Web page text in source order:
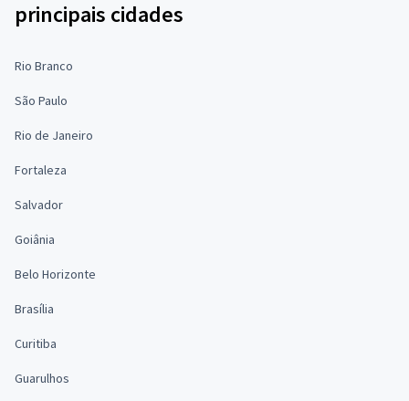
principais cidades
Rio Branco
São Paulo
Rio de Janeiro
Fortaleza
Salvador
Goiânia
Belo Horizonte
Brasília
Curitiba
Guarulhos